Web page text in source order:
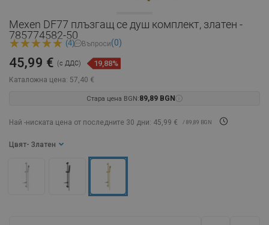
Mexen DF77 плъзгащ се душ комплект, златен -
785774582-50
(4) Въпроси(0)
Каталожна цена: 57,40 €
45,99 € (с ДДС) 19,88%
Стара цена BGN:89,89 BGN
Най -ниската цена от последните 30 дни: 45,99 € / 89,89 BGN
Цвят - Златен